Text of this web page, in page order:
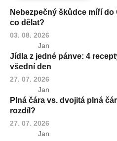
Nebezpečný škůdce míří
co dělat?
03. 08. 2026
Jan
Jídla z jedné pánve: 4
všední den
27. 07. 2026
Jan
Plná čára vs. dvojitá plná
rozdíl?
27. 07. 2026
Jan